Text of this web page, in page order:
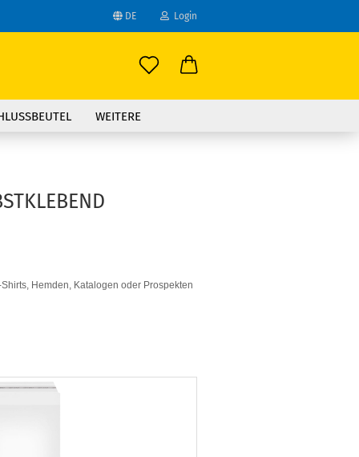
DE Login
WEITERE
Hemden, Katalogen oder Prospekten